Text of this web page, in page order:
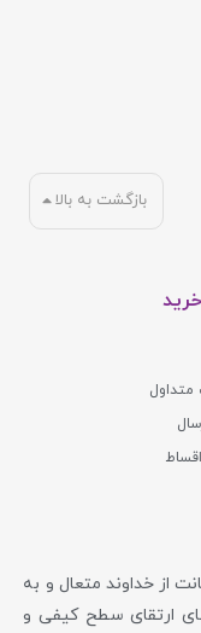
متداول
بازگشت به بالا
مرکزی در سال 1378 با استعانت از خداوند متعال و به
ارتقای سطح کیفی و